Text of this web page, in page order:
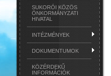
SUKORÓI KÖZÖS
ÖNKORMÁNYZATI
HIVATAL
INTÉZMÉNYEK
DOKUMENTUMOK
KÖZÉRDEKŰ
INFORMÁCIÓK